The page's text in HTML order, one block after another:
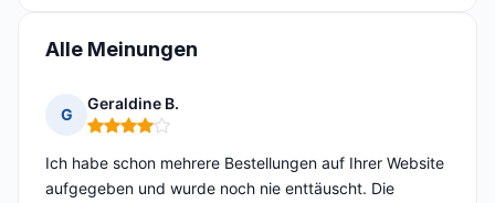
Alle Meinungen
G
Geraldine B.
Hinweis: 4 von 5
Ich habe schon mehrere Bestellungen auf Ihrer Website
aufgegeben und wurde noch nie enttäuscht. Die